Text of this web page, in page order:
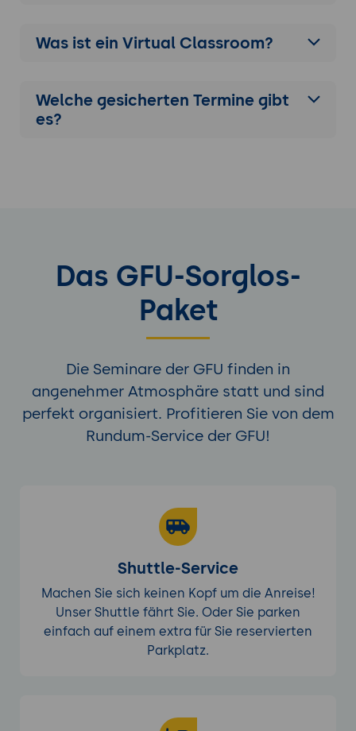
Was ist ein Virtual Classroom?
Welche gesicherten Termine gibt
es?
Das GFU-Sorglos-
Paket
Die Seminare der GFU finden in
angenehmer Atmosphäre statt und sind
perfekt organisiert. Profitieren Sie von dem
Rundum-Service der GFU!
Shuttle-Service
Machen Sie sich keinen Kopf um die Anreise!
Unser Shuttle fährt Sie. Oder Sie parken
einfach auf einem extra für Sie reservierten
Parkplatz.